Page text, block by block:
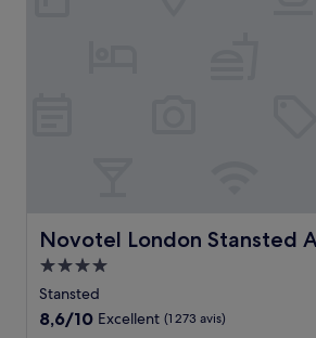
Novotel London Stansted
Novotel London Stansted Airport
Hébergement
4.0 étoiles
Stansted
8.6
8,6/10 Excellent (1 273 avis)